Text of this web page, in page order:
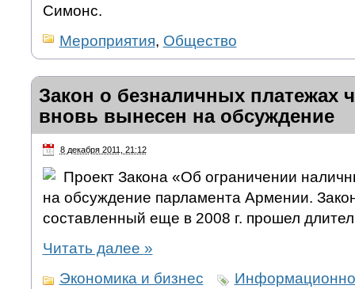
Симонс.
Мероприятия, Общество
Закон о безналичных платежах
вновь вынесен на обсуждение
8 декабря 2011, 21:12
Проект Закона «Об ограничении
на обсуждение парламента Армении.
составленный еще в 2008 г. прошел
Читать далее »
Экономика и бизнес